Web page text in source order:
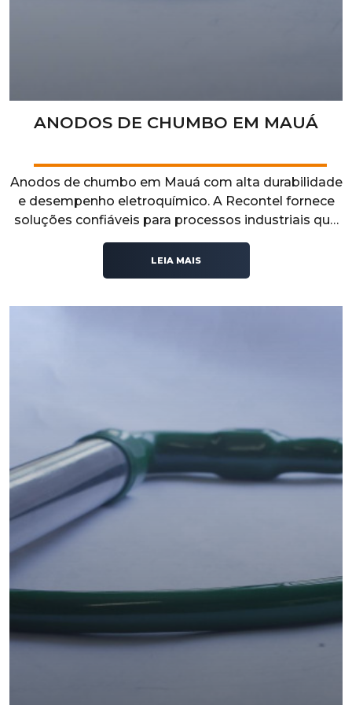
ANODOS DE CHUMBO EM MAUÁ
Anodos de chumbo em Mauá com alta durabilidade
e desempenho eletroquímico. A Recontel fornece
soluções confiáveis para processos industriais que
exigem resistência, eficiência e estabilidade
operacional.
LEIA MAIS